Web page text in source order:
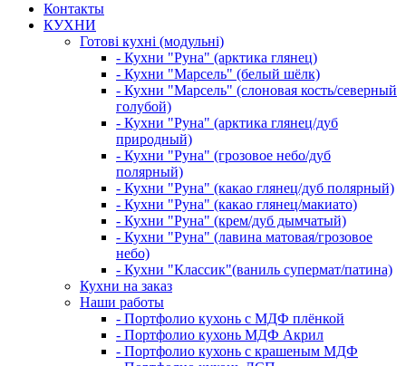
Контакты
КУХНИ
Готові кухні (модульні)
- Кухни "Руна" (арктика глянец)
- Кухни "Марсель" (белый шёлк)
- Кухни "Марсель" (слоновая кость/северный
голубой)
- Кухни "Руна" (арктика глянец/дуб
природный)
- Кухни "Руна" (грозовое небо/дуб
полярный)
- Кухни "Руна" (какао глянец/дуб полярный)
- Кухни "Руна" (какао глянец/макиато)
- Кухни "Руна" (крем/дуб дымчатый)
- Кухни "Руна" (лавина матовая/грозовое
небо)
- Кухни "Классик"(ваниль супермат/патина)
Кухни на заказ
Наши работы
- Портфолио кухонь с МДФ плёнкой
- Портфолио кухонь МДФ Акрил
- Портфолио кухонь с крашеным МДФ